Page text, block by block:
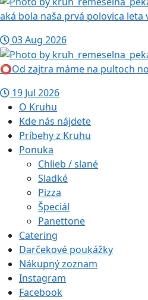
aká bola naša prvá polovica
03 Aug 2026
⭕️Od zajtra máme na pultoch
19 Jul 2026
O Kruhu
Kde nás nájdete
Príbehy z Kruhu
Ponuka
Chlieb / slané
Sladké
Pizza
Špeciál
Panettone
Catering
Darčekové poukážky
Nákupný zoznam
Instagram
Facebook